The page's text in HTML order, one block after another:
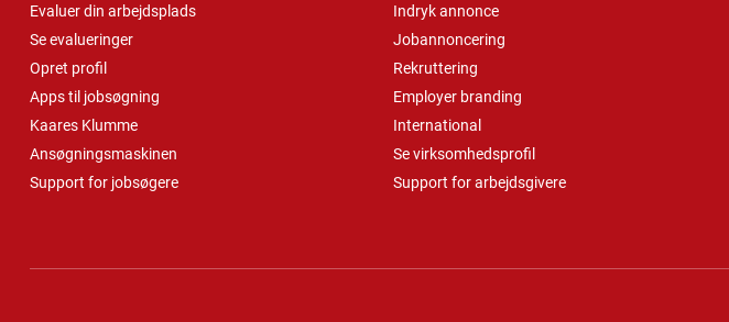
Evaluer din arbejdsplads
Se evalueringer
Opret profil
Apps til jobsøgning
Kaares Klumme
Ansøgningsmaskinen
Support for jobsøgere
Indryk annonce
Jobannoncering
Rekruttering
Employer branding
International
Se virksomhedsprofil
Support for arbejdsgivere